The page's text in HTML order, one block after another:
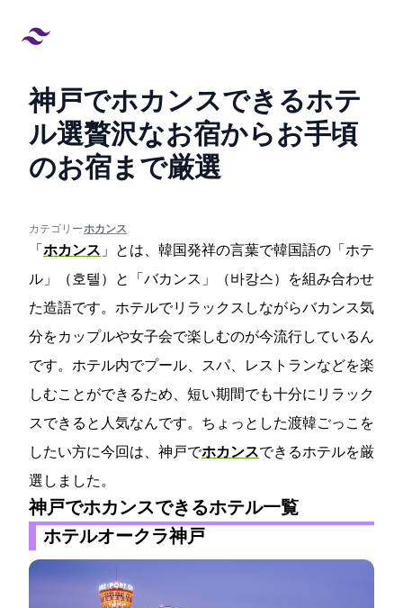
神戸でホカンスできるホテ
ル10選!贅沢なお宿からお手頃
のお宿まで厳選
カテゴリー:#ホカンス
「 ホカンス 」とは、韓国発祥の言葉で韓国語の「ホテ
ル」（호텔）と「バカンス」（바캉스）を組み合わせ
た造語です。ホテルでリラックスしながらバカンス気
分をカップルや女子会で楽しむのが今流行しているん
です。ホテル内でプール、スパ、レストランなどを楽
しむことができるため、短い期間でも十分にリラック
スできると人気なんです。ちょっとした渡韓ごっこを
したい方に今回は、神戸でホカンスできるホテルを厳
選しました。
神戸でホカンスできるホテル一覧
ホテルオークラ神戸